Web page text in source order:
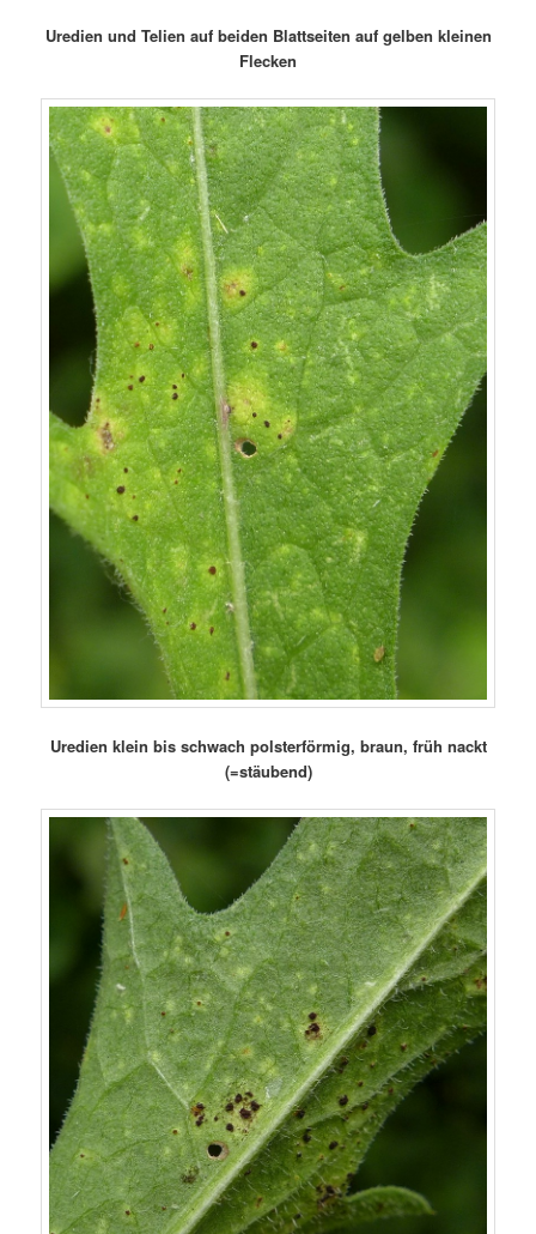
Uredien und Telien auf beiden Blattseiten auf gelben kleinen
Flecken
Uredien klein bis schwach polsterförmig, braun, früh nackt
(=stäubend)